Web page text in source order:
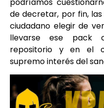
de decretar, por fin,
ciudadano elegir de
llevarse ese pack
repositorio y en el
supremo interés del